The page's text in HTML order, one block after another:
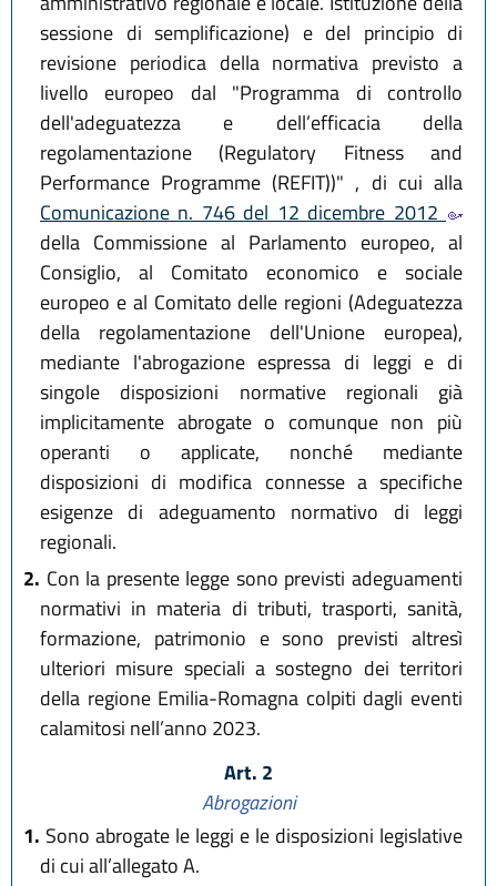
sessione di semplificazione) e del principio di
revisione periodica della normativa previsto a
livello europeo dal "Programma di controllo
dell'adeguatezza e dell’efficacia della
regolamentazione (Regulatory Fitness and
Performance Programme (REFIT))" , di cui alla
Comunicazione n. 746 del 12 dicembre 2012
della Commissione al Parlamento europeo, al
Consiglio, al Comitato economico e sociale
europeo e al Comitato delle regioni (Adeguatezza
della regolamentazione dell'Unione europea),
mediante l'abrogazione espressa di leggi e di
singole disposizioni normative regionali già
implicitamente abrogate o comunque non più
operanti o applicate, nonché mediante
disposizioni di modifica connesse a specifiche
esigenze di adeguamento normativo di leggi
regionali.
2. Con la presente legge sono previsti adeguamenti
normativi in materia di tributi, trasporti, sanità,
formazione, patrimonio e sono previsti altresì
ulteriori misure speciali a sostegno dei territori
della regione Emilia-Romagna colpiti dagli eventi
calamitosi nell’anno 2023.
Art. 2
Abrogazioni
1. Sono abrogate le leggi e le disposizioni legislative
di cui all’allegato A.